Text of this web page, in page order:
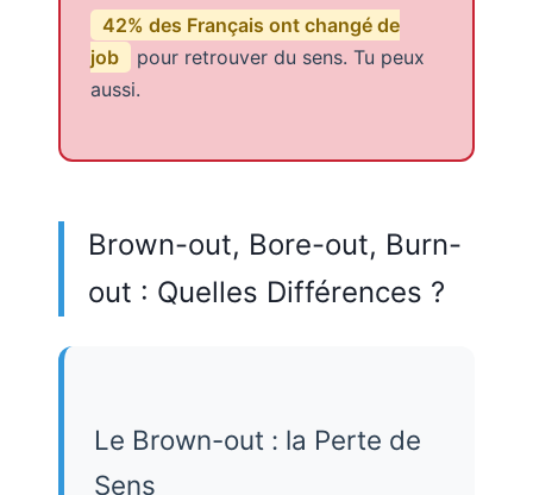
42% des Français ont changé de
job
pour retrouver du sens. Tu peux
aussi.
Brown-out, Bore-out, Burn-
out : Quelles Différences ?
Le Brown-out : la Perte de
Sens